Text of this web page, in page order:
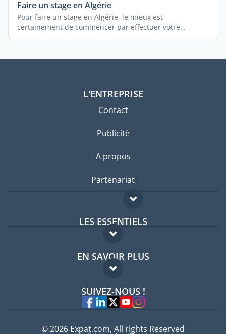
Faire un stage en Algérie
Pour faire un stage en Algérie, le mieux est
certainement de commencer par effectuer votre
recherche en ...
L'ENTREPRISE
Contact
Publicité
A propos
Partenariat
LES ESSENTIELS
Forum expatriés
Guides pays
EN SAVOIR PLUS
FAQ
Experts
SUIVEZ-NOUS !
© 2026 Expat.com, All rights Reserved